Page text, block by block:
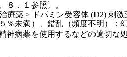
．１参照〕。
未満）、錯乱（頻度不明）：
病薬を使用するなどの適切な
療薬 > ドパミン受容体 (D2) 刺激